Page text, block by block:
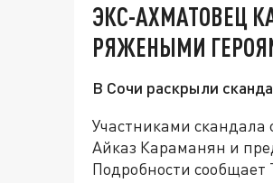
ЭКС-АХМАТОВЕЦ
РЯЖЕНЫМИ
В Сочи раскрыли
Участниками
Айказ Караманян и
Подробности сообщает